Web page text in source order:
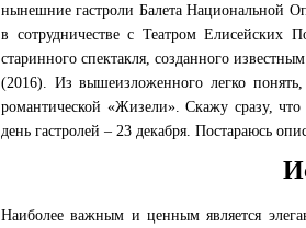
нынешние гастроли Балета Национальной
в сотрудничестве с Театром Елисейских
старинного спектакля, созданного
(2016). Из вышеизложенного легко
романтической «Жизели». Скажу сразу,
день гастролей – 23 декабря. Постараюсь
Наиболее важным и ценным является